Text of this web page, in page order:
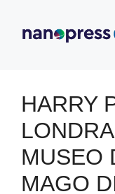
contenuto
HARRY
MUSEO
MAGO